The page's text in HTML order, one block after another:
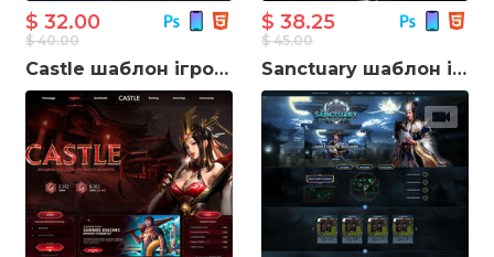
$ 40.00
$ 32.00
$ 45.00
$ 38.25
Castle шаблон ігрового сайту Sanctuary шаблон ігрового сайту